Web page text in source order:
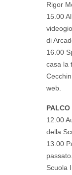
Rigor
15.00
di
16.00
casa la
web.
PALCO
12.00
della
13.00
Scuola